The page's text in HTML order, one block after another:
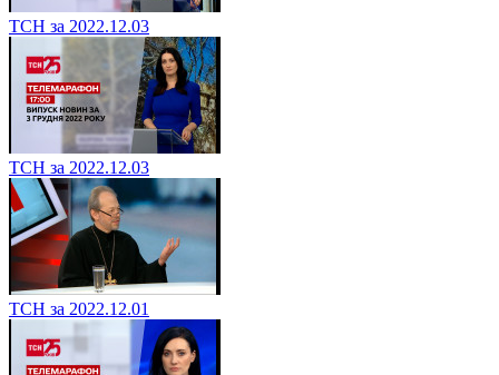
ТСН за 2022.12.03
ТСН за 2022.12.03
ТСН за 2022.12.01